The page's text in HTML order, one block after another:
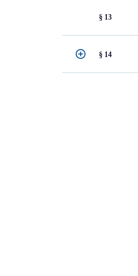
§ 13
§ 14